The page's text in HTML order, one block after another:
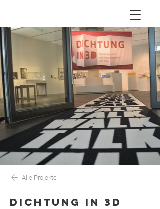
Alle Projekte
DICHTUNG IN 3D